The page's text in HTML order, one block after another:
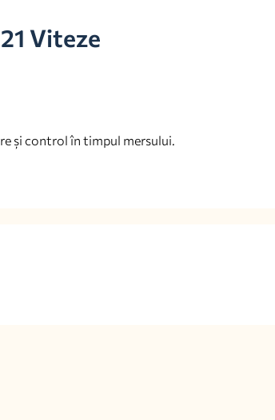
Viteze
și control în timpul mersului.